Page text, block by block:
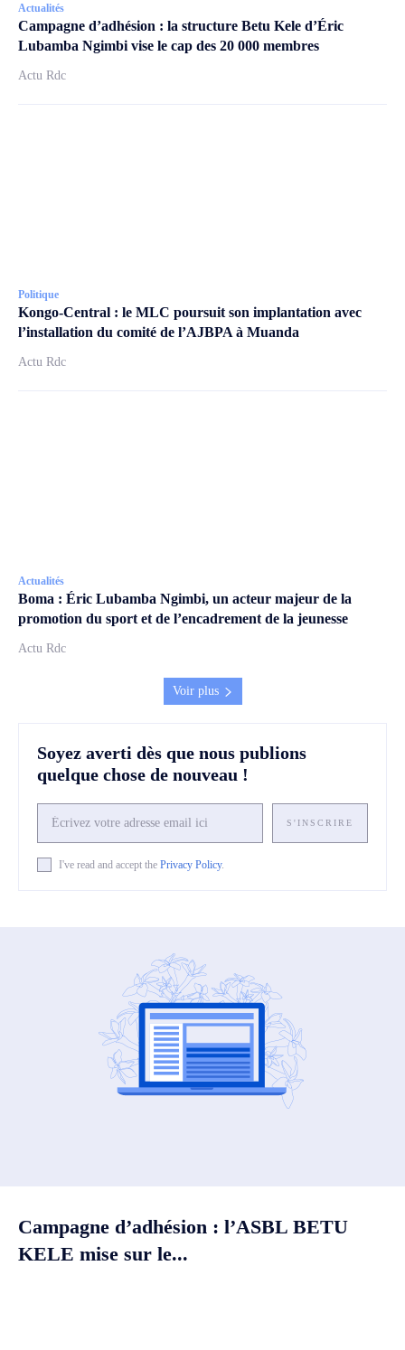
Actualités
Campagne d’adhésion : la structure Betu Kele d’Éric
Lubamba Ngimbi vise le cap des 20 000 membres
Actu Rdc
Politique
Kongo-Central : le MLC poursuit son implantation avec
l’installation du comité de l’AJBPA à Muanda
Actu Rdc
Actualités
Boma : Éric Lubamba Ngimbi, un acteur majeur de la
promotion du sport et de l’encadrement de la jeunesse
Actu Rdc
Voir plus
Soyez averti dès que nous publions
quelque chose de nouveau !
S'INSCRIRE
I've read and accept the Privacy Policy.
Campagne d’adhésion : l’ASBL BETU
KELE mise sur le...